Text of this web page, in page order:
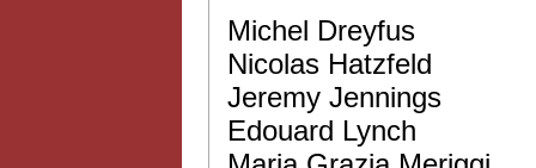
Michel Dreyfus
Nicolas Hatzfeld
Jeremy Jennings
Edouard Lynch